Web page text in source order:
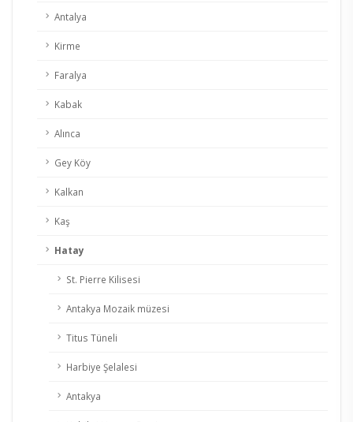
Antalya
Kirme
Faralya
Kabak
Alınca
Gey Köy
Kalkan
Kaş
Hatay
St. Pierre Kilisesi
Antakya Mozaik müzesi
Titus Tüneli
Harbiye Şelalesi
Antakya